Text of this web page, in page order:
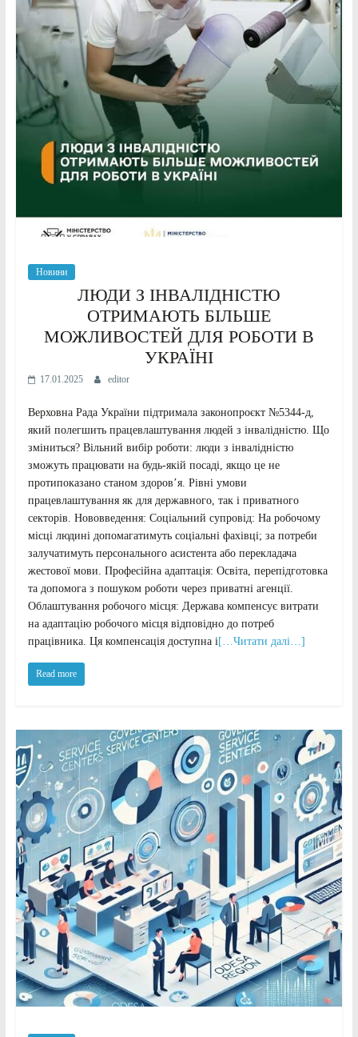
Новини
ЛЮДИ З ІНВАЛІДНІСТЮ
ОТРИМАЮТЬ БІЛЬШЕ
МОЖЛИВОСТЕЙ ДЛЯ РОБОТИ В
УКРАЇНІ
17.01.2025 editor
Верховна Рада України підтримала законопроєкт №5344-д,
який полегшить працевлаштування людей з інвалідністю. Що
зміниться? Вільний вибір роботи: люди з інвалідністю
зможуть працювати на будь-якій посаді, якщо це не
протипоказано станом здоров’я. Рівні умови
працевлаштування як для державного, так і приватного
секторів. Нововведення: Соціальний супровід: На робочому
місці людині допомагатимуть соціальні фахівці; за потреби
залучатимуть персонального асистента або перекладача
жестової мови. Професійна адаптація: Освіта, перепідготовка
та допомога з пошуком роботи через приватні агенції.
Облаштування робочого місця: Держава компенсує витрати
на адаптацію робочого місця відповідно до потреб
працівника. Ця компенсація доступна і[…Читати далі…]
Read more